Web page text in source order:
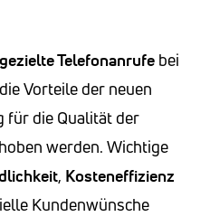
gezielte Telefonanrufe bei
Vorteile der neuen
für die Qualität der
werden. Wichtige
, Kosteneffizienz
Kundenwünsche